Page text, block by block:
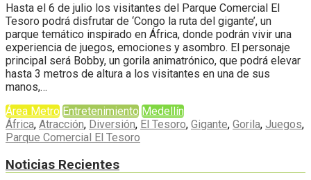
Hasta el 6 de julio los visitantes del Parque Comercial El
Tesoro podrá disfrutar de ‘Congo la ruta del gigante’, un
parque temático inspirado en África, donde podrán vivir una
experiencia de juegos, emociones y asombro. El personaje
principal será Bobby, un gorila animatrónico, que podrá elevar
hasta 3 metros de altura a los visitantes en una de sus
manos,…
Área Metro Entretenimiento Medellín
África, Atracción, Diversión, El Tesoro, Gigante, Gorila, Juegos,
Parque Comercial El Tesoro
Noticias Recientes